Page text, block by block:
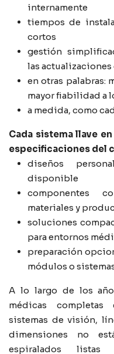
internamente
tiempos de
cortos
gestión
las
en otras palabras:
mayor fiabilidad a
a medida, como
Cada sistema llave
especificaciones del
diseños
disponible
componentes
materiales y
soluciones
para entornos
preparación
módulos o
A lo largo de los
médicas
sistemas de visión,
dimensiones no
espiralados listas